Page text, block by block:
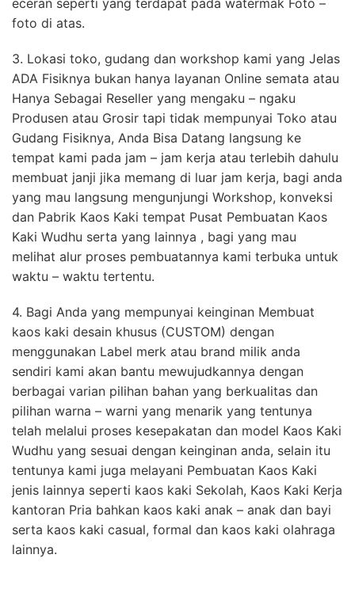
foto di atas.
3. Lokasi toko, gudang dan workshop kami yang Jelas
ADA Fisiknya bukan hanya layanan Online semata atau
Hanya Sebagai Reseller yang mengaku – ngaku
Produsen atau Grosir tapi tidak mempunyai Toko atau
Gudang Fisiknya, Anda Bisa Datang langsung ke
tempat kami pada jam – jam kerja atau terlebih dahulu
membuat janji jika memang di luar jam kerja, bagi anda
yang mau langsung mengunjungi Workshop, konveksi
dan Pabrik Kaos Kaki tempat Pusat Pembuatan Kaos
Kaki Wudhu serta yang lainnya , bagi yang mau
melihat alur proses pembuatannya kami terbuka untuk
waktu – waktu tertentu.
4. Bagi Anda yang mempunyai keinginan Membuat
kaos kaki desain khusus (CUSTOM) dengan
menggunakan Label merk atau brand milik anda
sendiri kami akan bantu mewujudkannya dengan
berbagai varian pilihan bahan yang berkualitas dan
pilihan warna – warni yang menarik yang tentunya
telah melalui proses kesepakatan dan model Kaos Kaki
Wudhu yang sesuai dengan keinginan anda, selain itu
tentunya kami juga melayani Pembuatan Kaos Kaki
jenis lainnya seperti kaos kaki Sekolah, Kaos Kaki Kerja
kantoran Pria bahkan kaos kaki anak – anak dan bayi
serta kaos kaki casual, formal dan kaos kaki olahraga
lainnya.